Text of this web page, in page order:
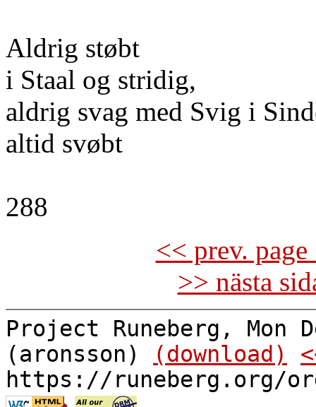
Aldrig støbt
i Staal og stridig,
aldrig svag med Svig i
altid svøbt
288
<< prev.
>> nästa
Project Runeberg, Mon
(aronsson)
(download)
https://runeberg.org/